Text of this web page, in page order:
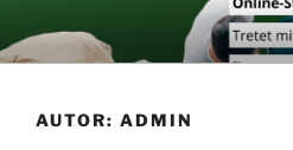
Inhalt
springen
AUTOR: ADMIN